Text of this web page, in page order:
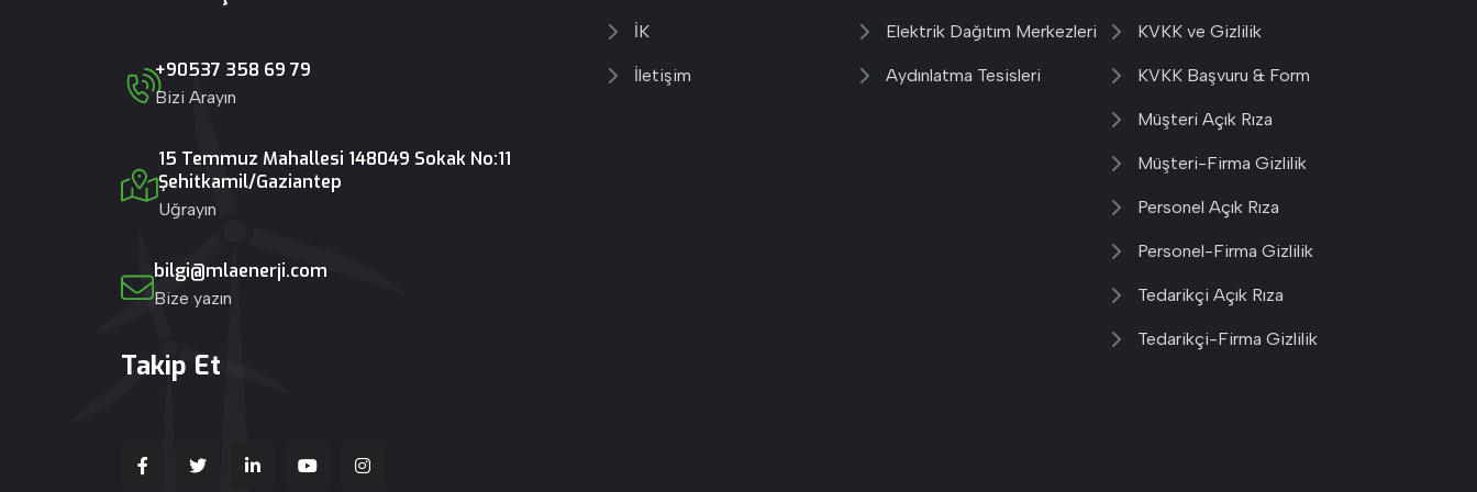
+90537 358 69 79
Bizi Arayın
15 Temmuz Mahallesi 148049 Sokak No:11
Şehitkamil/Gaziantep
Uğrayın
bilgi@mlaenerji.com
Bize yazın
Takip Et
İK
İletişim
Elektrik Dağıtım Merkezleri
Aydınlatma Tesisleri
KVKK ve Gizlilik
KVKK Başvuru & Form
Müşteri Açık Rıza
Müşteri-Firma Gizlilik
Personel Açık Rıza
Personel-Firma Gizlilik
Tedarikçi Açık Rıza
Tedarikçi-Firma Gizlilik